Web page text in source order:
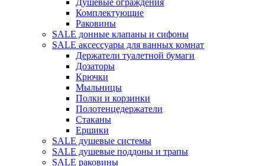
Душевые ограждения
Комплектующие
Раковины
SALE донные клапаны и сифоны
SALE аксессуары для ванных комнат
Держатели туалетной бумаги
Дозаторы
Крючки
Мыльницы
Полки и корзинки
Полотенцедержатели
Стаканы
Ершики
SALE душевые системы
SALE душевые поддоны и трапы
SALE раковины